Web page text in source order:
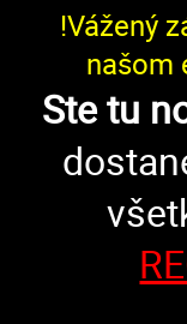
!Vážený
našom
Ste tu